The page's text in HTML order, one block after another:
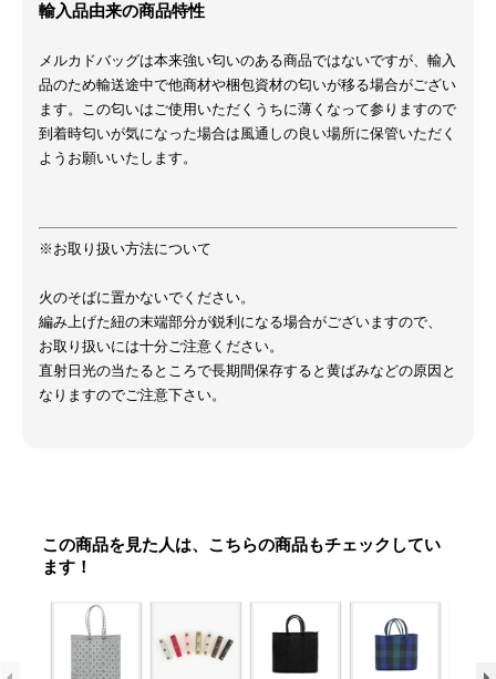
輸入品由来の商品特性
メルカドバッグは本来強い匂いのある商品ではないですが、輸入
品のため輸送途中で他商材や梱包資材の匂いが移る場合がござい
ます。この匂いはご使用いただくうちに薄くなって参りますので
到着時匂いが気になった場合は風通しの良い場所に保管いただく
ようお願いいたします。
※お取り扱い方法について
火のそばに置かないでください。
編み上げた紐の末端部分が鋭利になる場合がございますので、
お取り扱いには十分ご注意ください。
直射日光の当たるところで長期間保存すると黄ばみなどの原因と
なりますのでご注意下さい。
この商品を見た人は、こちらの商品もチェックしてい
ます！